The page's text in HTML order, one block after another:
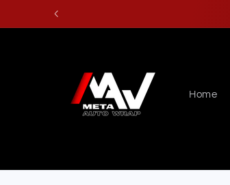
Skip to
Home